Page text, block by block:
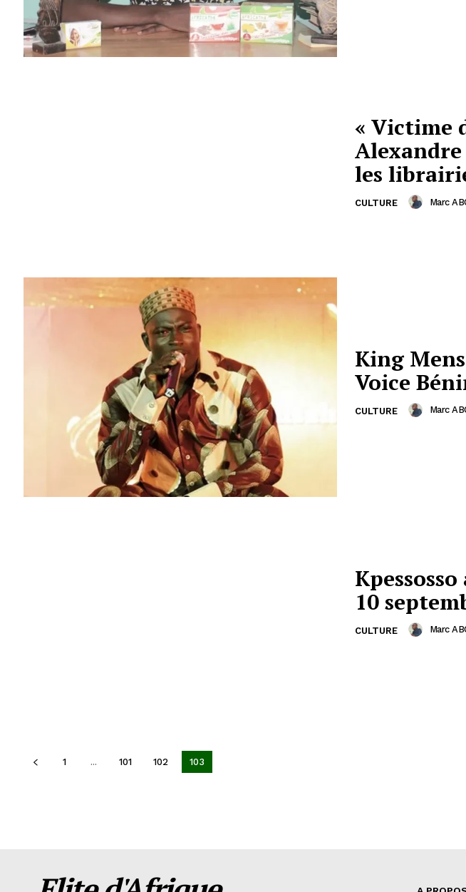
« Victime
les
CULTURE Marc
King
Voice
CULTURE Marc
10
CULTURE Marc
1 ... 101 102 103